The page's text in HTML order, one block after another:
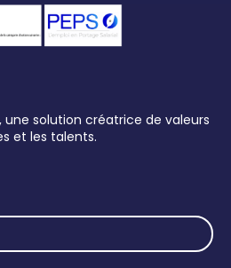
une solution créatrice de valeurs
et les talents.